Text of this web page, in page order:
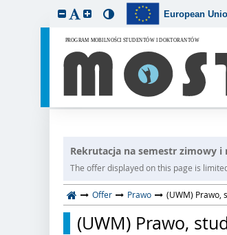
European
Rekrutacja na semestr zimowy
The offer displayed on this page is
Offer Prawo (UWM) Prawo,
(UWM) Prawo,